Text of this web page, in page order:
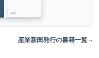
産業新聞発行の書籍一覧